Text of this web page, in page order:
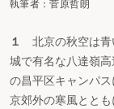
執筆者：菅原哲朗
１
北京の秋空は青
城で有名な八達嶺
の昌平区キャンパ
京郊外の寒風ととも